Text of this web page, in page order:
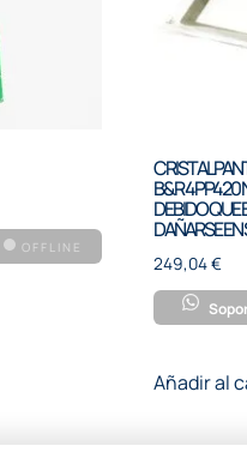
OFFLINE
CRISTAL
B&R 4PP420
DEBIDO QUE
DAÑARSE
249,04€
Añadir al